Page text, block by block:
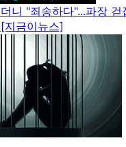
니 "죄송하다"...파장 걷
지금이뉴스]